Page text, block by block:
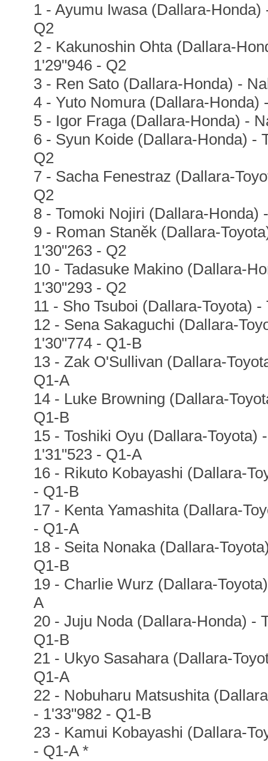
1 - Ayumu Iwasa (Dallara-Honda)
Q2
2 - Kakunoshin Ohta (Dallara-
1'29"946 - Q2
3 - Ren Sato (Dallara-Honda) -
4 - Yuto Nomura (Dallara-Honda)
5 - Igor Fraga (Dallara-Honda) -
6 - Syun Koide (Dallara-Honda) -
Q2
7 - Sacha Fenestraz (Dallara-
Q2
8 - Tomoki Nojiri (Dallara-Honda)
9 - Roman Staněk (Dallara-
1'30"263 - Q2
10 - Tadasuke Makino (Dallara-
1'30"293 - Q2
11 - Sho Tsuboi (Dallara-Toyota)
12 - Sena Sakaguchi (Dallara-
1'30"774 - Q1-B
13 - Zak O'Sullivan (Dallara-
Q1-A
14 - Luke Browning (Dallara-
Q1-B
15 - Toshiki Oyu (Dallara-Toyota)
1'31"523 - Q1-A
16 - Rikuto Kobayashi (Dallara-
- Q1-B
17 - Kenta Yamashita (Dallara-
- Q1-A
18 - Seita Nonaka (Dallara-
Q1-B
19 - Charlie Wurz (Dallara-
A
20 - Juju Noda (Dallara-Honda) -
Q1-B
21 - Ukyo Sasahara (Dallara-
Q1-A
22 - Nobuharu Matsushita
- 1'33"982 - Q1-B
23 - Kamui Kobayashi (Dallara-
- Q1-A *